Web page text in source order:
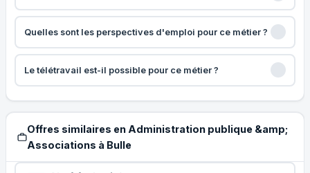
Quelles sont les perspectives d'emploi pour ce métier ?
Le télétravail est-il possible pour ce métier ?
Offres similaires en Administration publique &amp;
Associations à Bulle